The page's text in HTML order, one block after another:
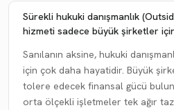
Sürekli hukuki danışmanlık
hizmeti sadece büyük şirketler
Sanılanın aksine, hukuki
için çok daha hayatidir. Büyük
tolere edecek finansal gücü
orta ölçekli işletmeler tek ağır